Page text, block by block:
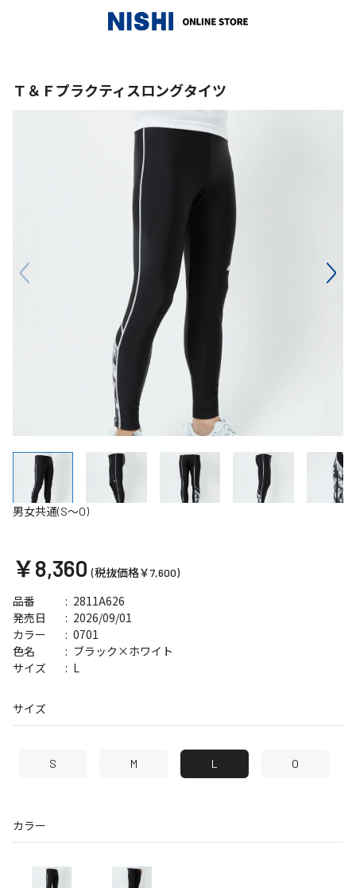
Ｔ＆Ｆプラクティスロングタイツ
男女共通(S～O)
￥8,360 (税抜価格￥7,600)
品番 2811A626
発売日 2026/09/01
サイズ L
カラー 0701
色名 ブラック×ホワイト
サイズ
S M L O
カラー